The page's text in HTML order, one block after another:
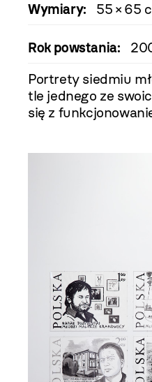
Wymiary: 55 × 65
Rok powstania:
Portrety siedmiu
tle jednego ze
się z